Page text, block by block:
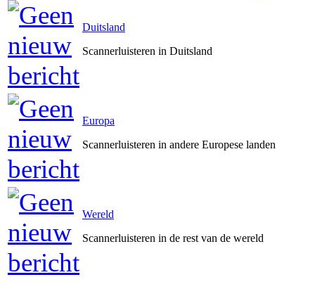
Duitsland
Scannerluisteren in Duitsland
Europa
Scannerluisteren in andere Europese landen
Wereld
Scannerluisteren in de rest van de wereld